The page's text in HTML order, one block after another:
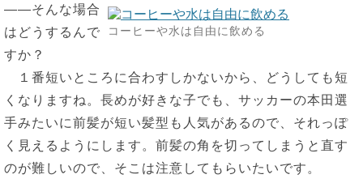
コーヒーや水は自由に飲める
――そんな場合
はどうするんで
すか？
１番短いところに合わすしかないから、どうしても短
くなりますね。長めが好きな子でも、サッカーの本田選
手みたいに前髪が短い髪型も人気があるので、それっぽ
く見えるようにします。前髪の角を切ってしまうと直す
のが難しいので、そこは注意してもらいたいです。